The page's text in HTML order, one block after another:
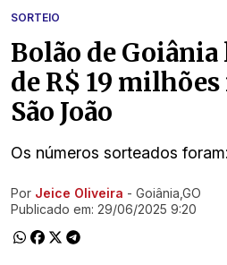
SORTEIO
Bolão de
de R$ 19 milhões
São João
Os números sorteados
Ir direto pra matéria
Por Jeice Oliveira - Goiânia,GO
Publicado em: 29/06/2025 9:20